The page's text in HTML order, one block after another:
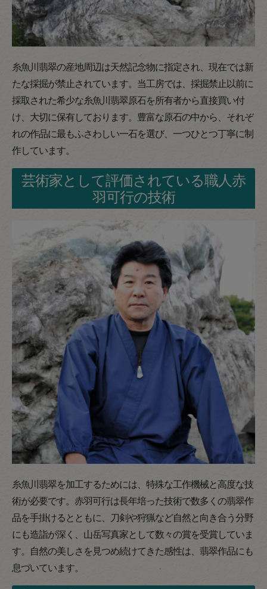
糸魚川翡翠の産地周辺は天然記念物に指定され、現在では新
たな採掘が禁止されています。当工房では、採掘禁止以前に
採取された希少な糸魚川翡翠原石を所有者から直接買い付
け、大切に保有しております。豊富な原石の中から、それぞ
れの作品に最もふさわしい一石を選び、一つひとつ丁寧に制
作しています。
芸術家として評価されている職人赤
羽可行の技術
糸魚川翡翠を加工するためには、特殊な工作機械と高度な技
術が必要です。赤羽可行は長年培った技術で数多くの翡翠作
品を手掛けるとともに、刀剣や狩猟など自然と向き合う分野
にも造詣が深く、山岳写真家として数々の賞を受賞していま
す。自然の美しさを見つめ続けてきた感性は、翡翠作品にも
息づいています。